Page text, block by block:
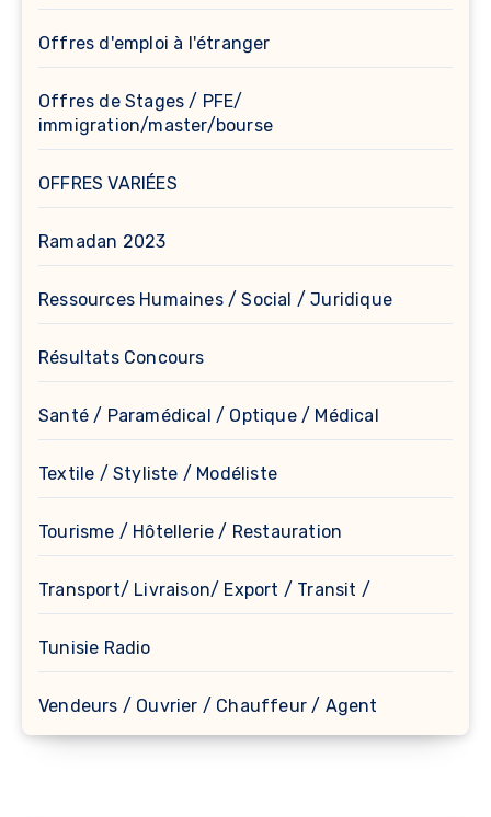
Offres d'emploi à l'étranger
Offres de Stages / PFE/
immigration/master/bourse
OFFRES VARIÉES
Ramadan 2023
Ressources Humaines / Social / Juridique
Résultats Concours
Santé / Paramédical / Optique / Médical
Textile / Styliste / Modéliste
Tourisme / Hôtellerie / Restauration
Transport/ Livraison/ Export / Transit /
Tunisie Radio
Vendeurs / Ouvrier / Chauffeur / Agent